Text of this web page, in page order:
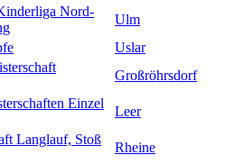
Nord-
Ulm
Uslar
Großröhrsdorf
Einzel
Leer
Langlauf, Stoß
Rheine